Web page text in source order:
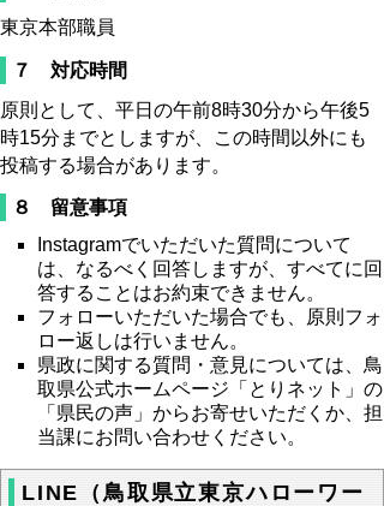
東京本部職員
７ 対応時間
原則として、平日の午前8時30分から午後5
時15分までとしますが、この時間以外にも
投稿する場合があります。
８ 留意事項
Instagramでいただいた質問について
は、なるべく回答しますが、すべてに回
答することはお約束できません。
フォローいただいた場合でも、原則フォ
ロー返しは行いません。
県政に関する質問・意見については、鳥
取県公式ホームページ「とりネット」の
「県民の声」からお寄せいただくか、担
当課にお問い合わせください。
LINE（鳥取県立東京ハローワー